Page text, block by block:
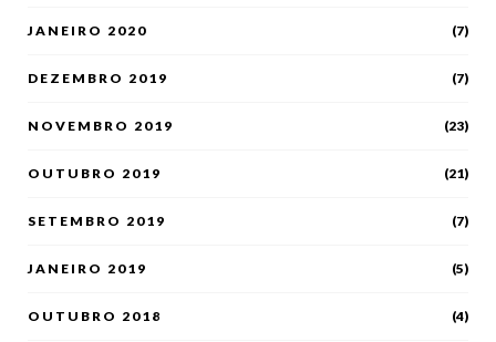
JANEIRO 2020 (7)
DEZEMBRO 2019 (7)
NOVEMBRO 2019 (23)
OUTUBRO 2019 (21)
SETEMBRO 2019 (7)
JANEIRO 2019 (5)
OUTUBRO 2018 (4)